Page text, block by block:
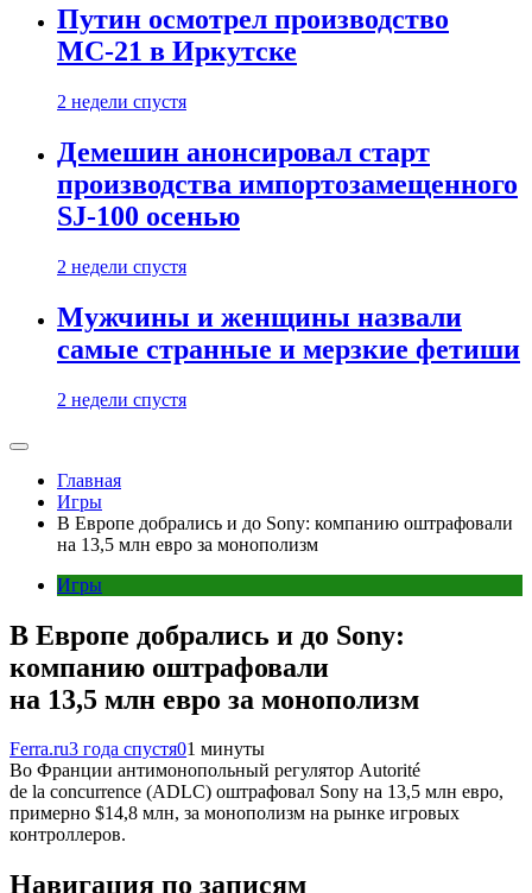
Путин осмотрел производство
МС-21 в Иркутске
2 недели спустя
Демешин анонсировал старт
производства импортозамещенного
SJ-100 осенью
2 недели спустя
Мужчины и женщины назвали
самые странные и мерзкие фетиши
2 недели спустя
Главная
Игры
В Европе добрались и до Sony: компанию оштрафовали
на 13,5 млн евро за монополизм
Игры
В Европе добрались и до Sony:
компанию оштрафовали
на 13,5 млн евро за монополизм
Ferra.ru3 года спустя01 минуты
Во Франции антимонопольный регулятор Autorité
de la concurrence (ADLC) оштрафовал Sony на 13,5 млн евро,
примерно $14,8 млн, за монополизм на рынке игровых
контроллеров.
Навигация по записям